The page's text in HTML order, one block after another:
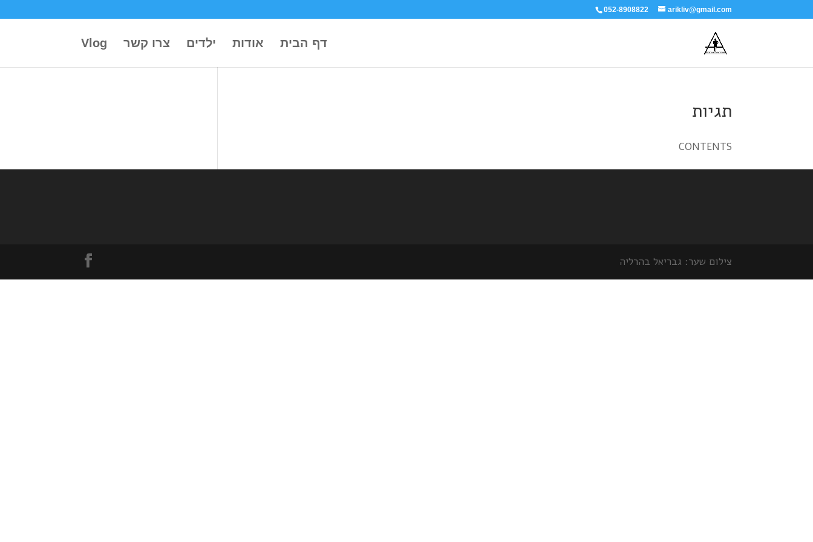
052-8908822 arikliv@gmail.com
דף הבית אודות ילדים צרו קשר Vlog
תגיות
CONTENTS
צילום שער: גבריאל בהרליה